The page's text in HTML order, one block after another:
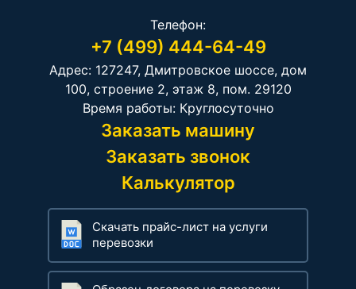
Телефон:
+7 (499) 444-64-49
Адрес: 127247, Дмитровское шоссе, дом
100, строение 2, этаж 8, пом. 29120
Время работы: Круглосуточно
Заказать машину
Заказать звонок
Калькулятор
Скачать прайс-лист на услуги
перевозки